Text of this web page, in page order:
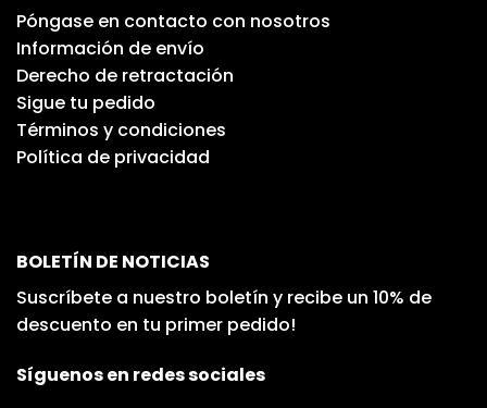
Póngase en contacto con nosotros
Información de envío
Derecho de retractación
Sigue tu pedido
Términos y condiciones
Política de privacidad
BOLETÍN DE NOTICIAS
Suscríbete a nuestro boletín y recibe un 10% de
descuento en tu primer pedido!
Síguenos en redes sociales